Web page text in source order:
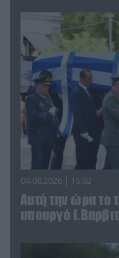
04.08.2026 | 15:02
Αυτή την ώρα το
υπουργό